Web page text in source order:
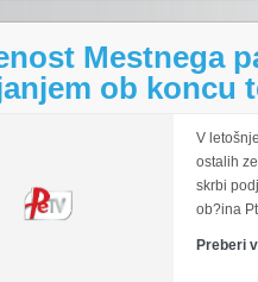
Mestnega
ob koncu
V
ostalih
skrbi
ob?ina
Preberi